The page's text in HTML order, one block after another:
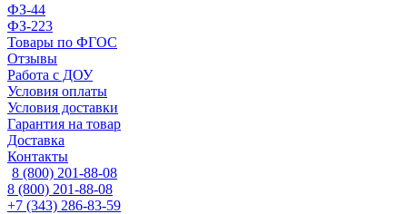
ФЗ-44
ФЗ-223
Товары по ФГОС
Отзывы
Работа с ДОУ
Условия оплаты
Условия доставки
Гарантия на товар
Доставка
Контакты
8 (800) 201-88-08
8 (800) 201-88-08
+7 (343) 286-83-59